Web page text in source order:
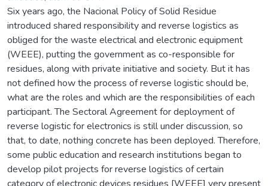
Six years ago, the Nacional Policy of Solid Residue
introduced shared responsibility and reverse logistics as
obliged for the waste electrical and electronic equipment
(WEEE), putting the government as co-responsible for
residues, along with private initiative and society. But it has
not defined how the process of reverse logistic should be,
what are the roles and which are the responsibilities of each
participant. The Sectoral Agreement for deployment of
reverse logistic for electronics is still under discussion, so
that, to date, nothing concrete has been deployed. Therefore,
some public education and research institutions began to
develop pilot projects for reverse logistics of certain